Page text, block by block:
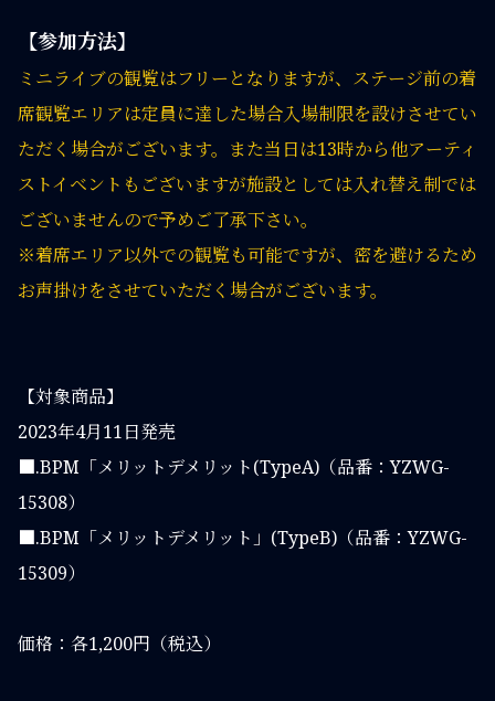
【参加方法】
ミニライブの観覧はフリーとなりますが、ステージ前の着
席観覧エリアは定員に達した場合入場制限を設けさせてい
ただく場合がございます。また当日は13時から他アーティ
ストイベントもございますが施設としては入れ替え制では
ございませんので予めご了承下さい。
※着席エリア以外での観覧も可能ですが、密を避けるため
お声掛けをさせていただく場合がございます。
【対象商品】
2023年4月11日発売
■.BPM「メリットデメリット(TypeA)（品番：YZWG-
15308）
■.BPM「メリットデメリット」(TypeB)（品番：YZWG-
15309）
価格：各1,200円（税込）